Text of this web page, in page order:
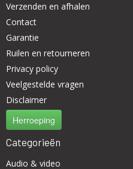
Verzenden en afhalen
Contact
Garantie
Ruilen en retourneren
Privacy policy
Veelgestelde vragen
Disclaimer
Herroeping
Categorieën
Audio & video